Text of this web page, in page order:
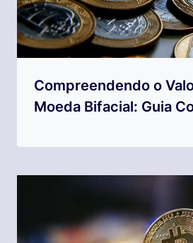
Compreendendo o
Moeda Bifacial: Guia